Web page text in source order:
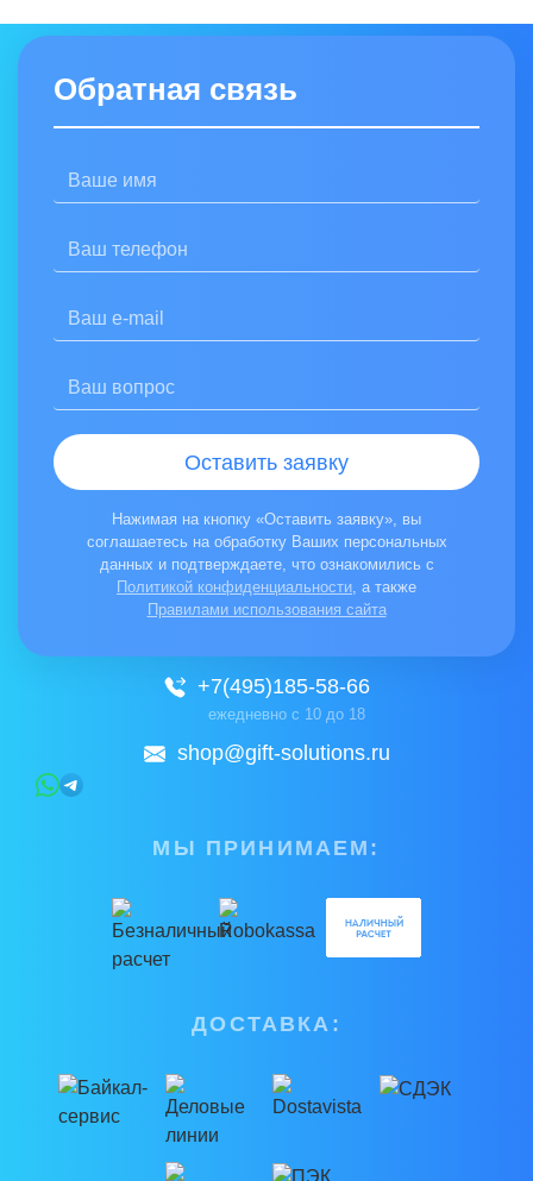
+7(495)185-58-66
ежедневно с 10 до 18
shop@gift-solutions.ru
МЫ ПРИНИМАЕМ:
ДОСТАВКА:
Обратная связь
Оставить заявку
Нажимая на кнопку «Оставить заявку», вы
соглашаетесь на обработку Ваших персональных
данных и подтверждаете, что ознакомились с
Политикой конфиденциальности, а также
Правилами использования сайта